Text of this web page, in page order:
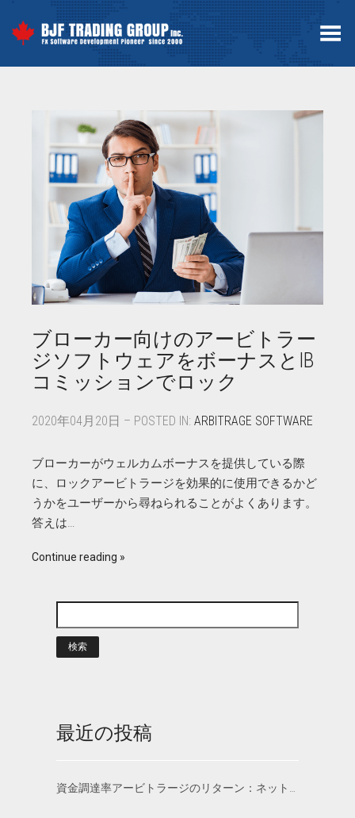
Toggle Menu
ブローカー向けのアービトラー
ジソフトウェアをボーナスとIB
コミッションでロック
2020年04月20日 – POSTED IN: ARBITRAGE SOFTWARE
ブローカーがウェルカムボーナスを提供している際
に、ロックアービトラージを効果的に使用できるかど
うかをユーザーから尋ねられることがよくあります。
答えは…
Continue reading
最近の投稿